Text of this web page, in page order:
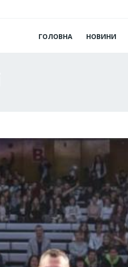
ГОЛОВНА НОВИНИ